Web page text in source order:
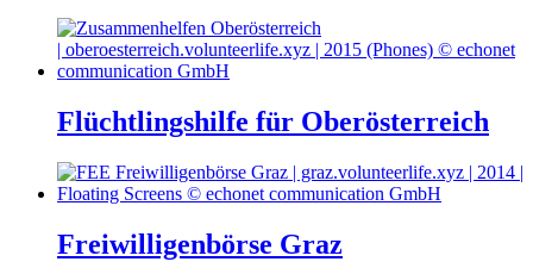
Flüchtlingshilfe für Oberösterreich
Freiwilligenbörse Graz